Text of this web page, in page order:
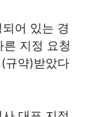
어 있는 경
른 지정 요청
(규약)받았다